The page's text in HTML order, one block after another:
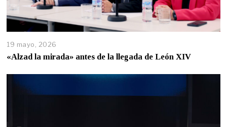
19 mayo, 2026
«Alzad la mirada» antes de la llegada de León XIV